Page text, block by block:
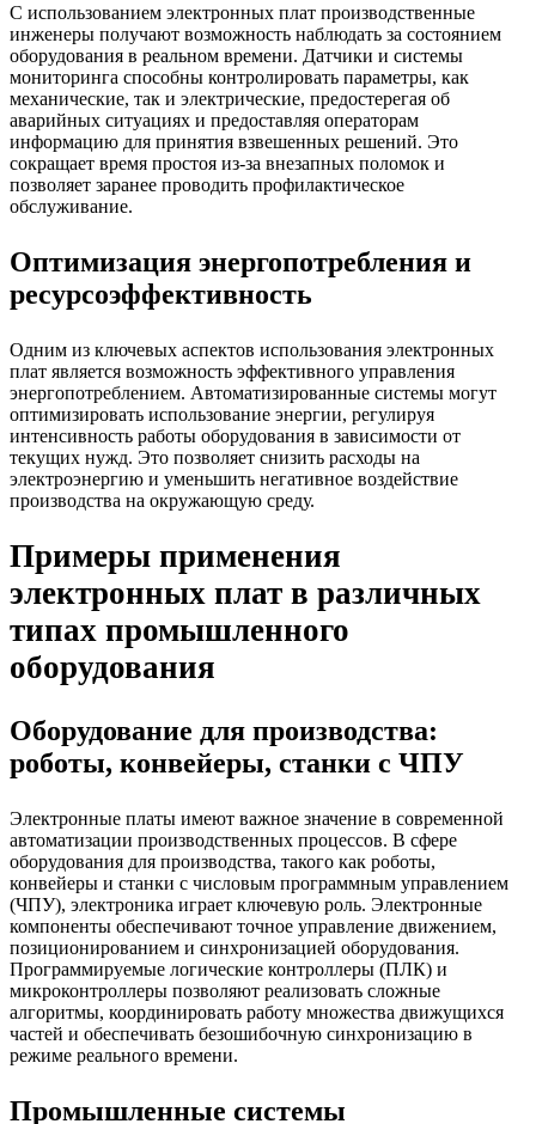
С использованием электронных плат производственные
инженеры получают возможность наблюдать за состоянием
оборудования в реальном времени. Датчики и системы
мониторинга способны контролировать параметры, как
механические, так и электрические, предостерегая об
аварийных ситуациях и предоставляя операторам
информацию для принятия взвешенных решений. Это
сокращает время простоя из-за внезапных поломок и
позволяет заранее проводить профилактическое
обслуживание.
Оптимизация энергопотребления и
ресурсоэффективность
Одним из ключевых аспектов использования электронных
плат является возможность эффективного управления
энергопотреблением. Автоматизированные системы могут
оптимизировать использование энергии, регулируя
интенсивность работы оборудования в зависимости от
текущих нужд. Это позволяет снизить расходы на
электроэнергию и уменьшить негативное воздействие
производства на окружающую среду.
Примеры применения
электронных плат в различных
типах промышленного
оборудования
Оборудование для производства:
роботы, конвейеры, станки с ЧПУ
Электронные платы имеют важное значение в современной
автоматизации производственных процессов. В сфере
оборудования для производства, такого как роботы,
конвейеры и станки с числовым программным управлением
(ЧПУ), электроника играет ключевую роль. Электронные
компоненты обеспечивают точное управление движением,
позиционированием и синхронизацией оборудования.
Программируемые логические контроллеры (ПЛК) и
микроконтроллеры позволяют реализовать сложные
алгоритмы, координировать работу множества движущихся
частей и обеспечивать безошибочную синхронизацию в
режиме реального времени.
Промышленные системы